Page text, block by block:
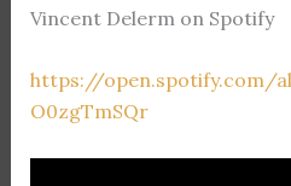
Vincent Delerm on Spotify
https://open.spotify.com/
O0zgTmSQr